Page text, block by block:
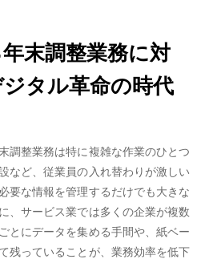
末調整業務に対
タル革命の時代
調整業務は特に複雑な作業のひとつ
など、従業員の入れ替わりが激しい
要な情報を管理するだけでも大きな
、サービス業では多くの企業が複数
とにデータを集める手間や、紙ベー
残っていることが、業務効率を低下